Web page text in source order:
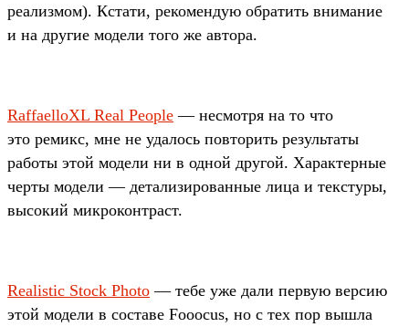
реализ­мом). Кста­ти, рекомен­дую обра­тить вни­мание
и на дру­гие модели того же авто­ра.
RaffaelloXL Real People — нес­мотря на то что
это ремикс, мне не уда­лось пов­торить резуль­таты
работы этой модели ни в одной дру­гой. Харак­терные
чер­ты модели — детали­зиро­ван­ные лица и тек­сту­ры,
высокий мик­рокон­траст.
Realistic Stock Photo — тебе уже дали пер­вую вер­сию
этой модели в сос­таве Fooocus, но с тех пор выш­ла